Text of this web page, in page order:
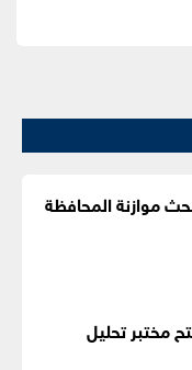
موازنة المحافظة
مختبر تحليل